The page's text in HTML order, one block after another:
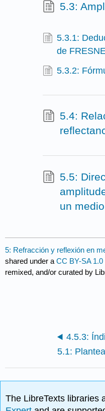
5.3:
5.3.1:
de
5.4:
5.5:
un
5: Refracción y reflexión en
shared under aCC BY-SA 1.0
remixed, and/or curated by
The LibreTexts libraries